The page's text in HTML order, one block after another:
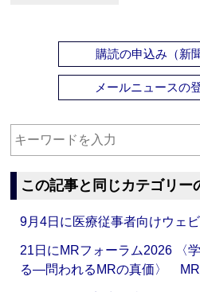
購読の申込み（新
メールニュースの
この記事と同じカテゴリー
9月4日に医療従事者向けウェ
21日にMRフォーラム2026 〈
る―問われるMRの真価〉 MR